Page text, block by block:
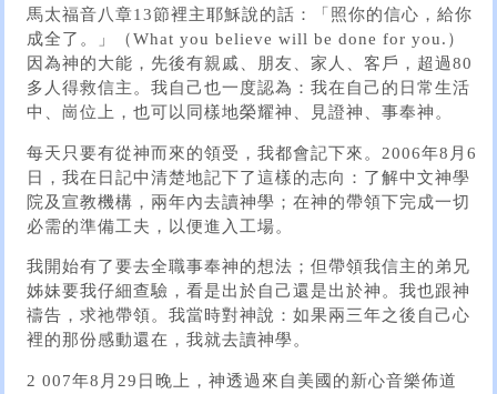
馬太福音八章13節裡主耶穌說的話：「照你的信心，給你
成全了。」（What you believe will be done for you.）
因為神的大能，先後有親戚、朋友、家人、客戶，超過80
多人得救信主。我自己也一度認為：我在自己的日常生活
中、崗位上，也可以同樣地榮耀神、見證神、事奉神。
每天只要有從神而來的領受，我都會記下來。2006年8月6
日，我在日記中清楚地記下了這樣的志向：了解中文神學
院及宣教機構，兩年內去讀神學；在神的帶領下完成一切
必需的準備工夫，以便進入工場。
我開始有了要去全職事奉神的想法；但帶領我信主的弟兄
姊妹要我仔細查驗，看是出於自己還是出於神。我也跟神
禱告，求祂帶領。我當時對神說：如果兩三年之後自己心
裡的那份感動還在，我就去讀神學。
2 007年8月29日晚上，神透過來自美國的新心音樂佈道